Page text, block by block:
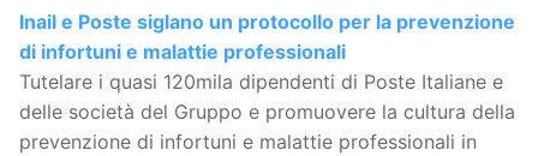
Inail e Poste siglano un protocollo per la prevenzione
di infortuni e malattie professionali
Tutelare i quasi 120mila dipendenti di Poste Italiane e
delle società del Gruppo e promuovere la cultura della
prevenzione di infortuni e malattie professionali in